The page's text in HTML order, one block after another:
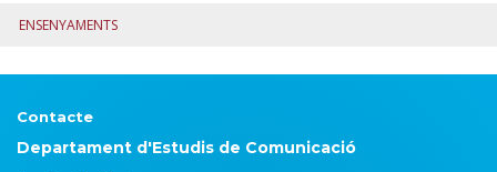
ENSENYAMENTS
Contacte
Departament d'Estudis de Comunicació